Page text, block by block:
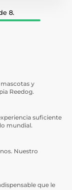
8.
y
Reedog.
suficiente
mundial.
Nuestro
que le